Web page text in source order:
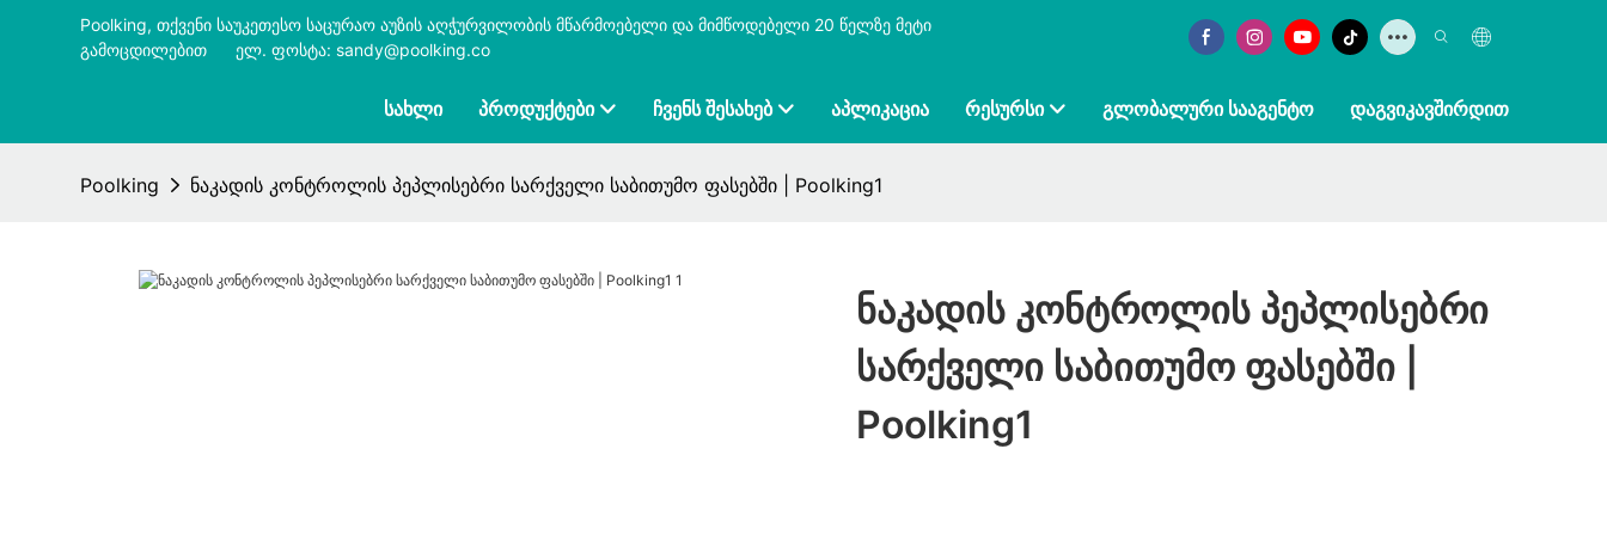
Poolking, თქვენი საუკეთესო საცურაო აუზის აღჭურვილობის მწარმოებელი და მიმწოდებელი 20 წელზე მეტი
გამოცდილებით
ელ. ფოსტა: sandy@poolking.co
ᲡᲐᲮᲚᲘ ᲞᲠᲝᲓᲣᲥᲢᲔᲑᲘ ᲩᲕᲔᲜᲡ ᲨᲔᲡᲐᲮᲔᲑ ᲐᲞᲚᲘᲙᲐᲪᲘᲐ ᲠᲔᲡᲣᲠᲡᲘ ᲒᲚᲝᲑᲐᲚᲣᲠᲘ ᲡᲐᲐᲒᲔᲜᲢᲝ ᲓᲐᲒᲕᲘᲙᲐᲕᲨᲘᲠᲓᲘᲗ
Poolking ნაკადის კონტროლის პეპლისებრი სარქველი საბითუმო ფასებში | Poolking1
Ნაკადის Კონტროლის Პეპლისებრი
Სარქველი Საბითუმო Ფასებში |
Poolking1